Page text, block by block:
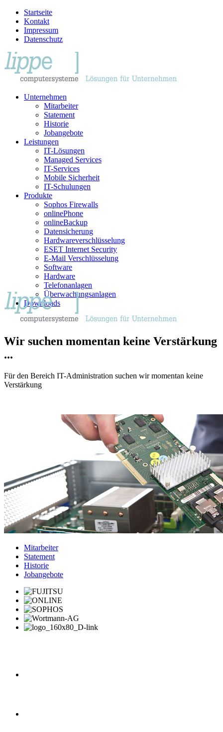
Startseite
Kontakt
Impressum
Datenschutz
Unternehmen
Mitarbeiter
Statement
Historie
Jobangebote
Leistungen
IT-Lösungen
Managed Services
IT-Services
Mobile Sicherheit
IT-Schulungen
Produkte
Sophos Firewalls
onlinePhone
onlineBackup
Datensicherung
Hardwareverschlüsselung
ESET Internet Security
E-Mail Verschlüsselung
Software
Hardware
Telefonanlagen
Überwachungsanlagen
Downloads
Wir suchen momentan keine Verstärkung
...
Für den Bereich IT-Administration suchen wir momentan keine
Verstärkung
Mitarbeiter
Statement
Historie
Jobangebote